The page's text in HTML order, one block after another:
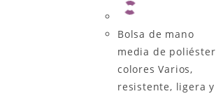
Bolsa de mano
media de poliéster
colores Varios,
resistente, ligera y